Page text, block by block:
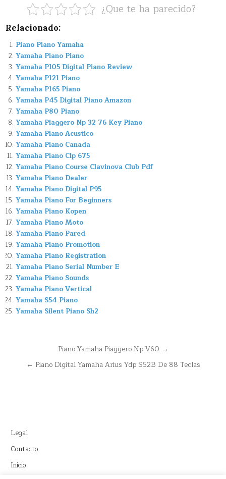
¿Que te ha parecido?
Relacionado:
Piano Piano Yamaha
Yamaha Piano Piano
Yamaha P105 Digital Piano Review
Yamaha P121 Piano
Yamaha P165 Piano
Yamaha P45 Digital Piano Amazon
Yamaha P80 Piano
Yamaha Piaggero Np 32 76 Key Piano
Yamaha Piano Acustico
Yamaha Piano Canada
Yamaha Piano Clp 675
Yamaha Piano Course Clavinova Club Pdf
Yamaha Piano Dealer
Yamaha Piano Digital P95
Yamaha Piano For Beginners
Yamaha Piano Kopen
Yamaha Piano Moto
Yamaha Piano Pared
Yamaha Piano Promotion
Yamaha Piano Registration
Yamaha Piano Serial Number E
Yamaha Piano Sounds
Yamaha Piano Vertical
Yamaha S54 Piano
Yamaha Silent Piano Sh2
NavegaciónPiano Yamaha Piaggero Np V60 →
← Piano Digital Yamaha Arius Ydp S52B De 88 Teclas
Legal
Contacto
Inicio